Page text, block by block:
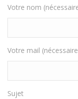
Votre nom
Votre mail
Sujet